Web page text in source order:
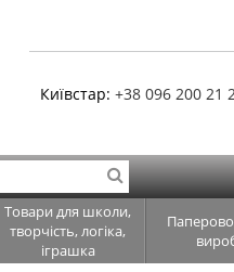
Київстар: +38 096 200 21
Товари для школи,
творчість, логіка,
іграшка